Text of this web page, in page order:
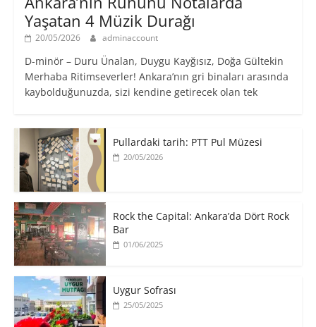
Yaşatan 4 Müzik Durağı
20/05/2026 adminaccount
D-minör – Duru Ünalan, Duygu Kayğısız, Doğa Gültekin
Merhaba Ritimseverler! Ankara’nın gri binaları arasında
kaybolduğunuzda, sizi kendine getirecek olan tek
Pullardaki tarih: PTT Pul Müzesi
20/05/2026
Rock the Capital: Ankara’da Dört Rock
Bar
01/06/2025
Uygur Sofrası
25/05/2025